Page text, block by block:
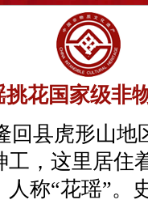
挑花国家级非
回县虎形山
工，这里居住
称“花瑶”。